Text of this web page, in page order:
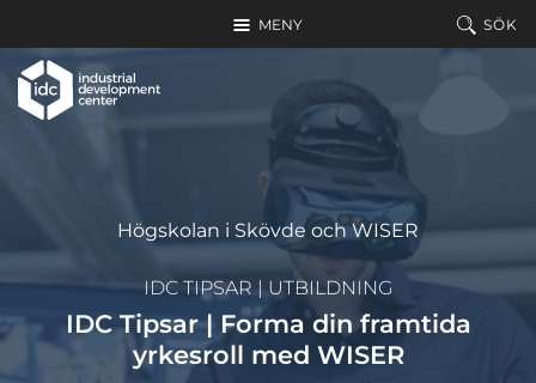
MENY SÖK
Högskolan i Skövde och WISER
IDC TIPSAR | UTBILDNING
IDC Tipsar | Forma din framtida
yrkesroll med WISER